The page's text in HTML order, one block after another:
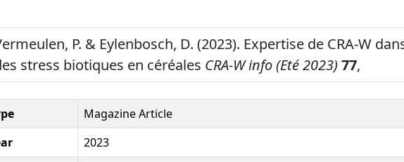
P. & Eylenbosch, D. (2023). Expertise de CRA-W
stress biotiques en céréales CRA-W info (Eté 2023) 77,
Magazine Article
2023